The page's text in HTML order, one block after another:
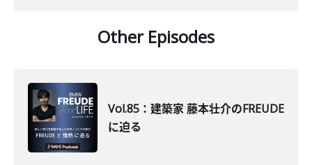
Other Episodes
Vol.85：建築家 藤本壮介のFREUDE
に迫る